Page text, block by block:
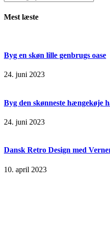
Mest læste
Byg en skøn lille genbrugs oase
24. juni 2023
Byg den skønneste hængekøje
24. juni 2023
Dansk Retro Design med
10. april 2023